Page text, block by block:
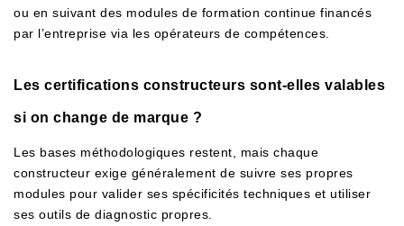
ou en suivant des modules de formation continue financés
par l’entreprise via les opérateurs de compétences.
Les certifications constructeurs sont-elles valables
si on change de marque ?
Les bases méthodologiques restent, mais chaque
constructeur exige généralement de suivre ses propres
modules pour valider ses spécificités techniques et utiliser
ses outils de diagnostic propres.